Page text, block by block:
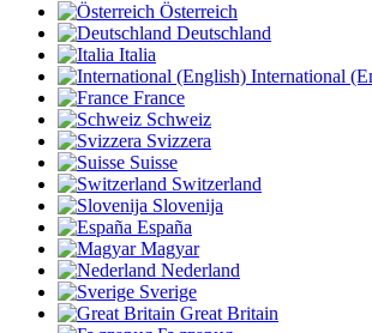
Österreich
Deutschland
Italia
International
France
Schweiz
Svizzera
Suisse
Switzerland
Slovenija
España
Magyar
Nederland
Sverige
Great Britain